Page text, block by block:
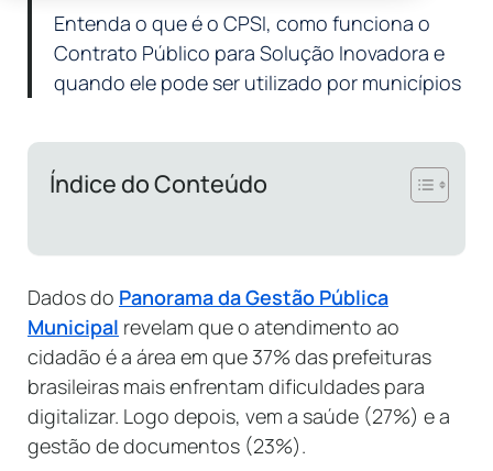
Entenda o que é o CPSI, como funciona o
Contrato Público para Solução Inovadora e
quando ele pode ser utilizado por municípios
Índice do Conteúdo
Dados do Panorama da Gestão Pública
Municipal revelam que o atendimento ao
cidadão é a área em que 37% das prefeituras
brasileiras mais enfrentam dificuldades para
digitalizar. Logo depois, vem a saúde (27%) e a
gestão de documentos (23%).